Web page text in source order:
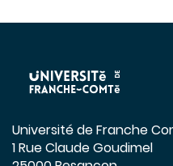
Université de Franche
1 Rue Claude Goudimel